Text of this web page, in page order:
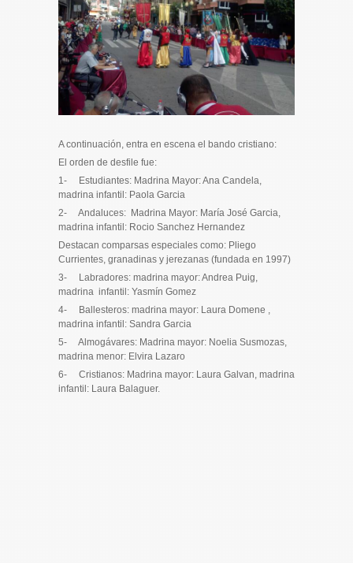
A continuación, entra en escena el bando cristiano:
El orden de desfile fue:
1- Estudiantes: Madrina Mayor: Ana Candela,
madrina infantil: Paola Garcia
2- Andaluces: Madrina Mayor: María José Garcia,
madrina infantil: Rocio Sanchez Hernandez
Destacan comparsas especiales como: Pliego
Currientes, granadinas y jerezanas (fundada en 1997)
3- Labradores: madrina mayor: Andrea Puig,
madrina infantil: Yasmín Gomez
4- Ballesteros: madrina mayor: Laura Domene ,
madrina infantil: Sandra Garcia
5- Almogávares: Madrina mayor: Noelia Susmozas,
madrina menor: Elvira Lazaro
6- Cristianos: Madrina mayor: Laura Galvan, madrina
infantil: Laura Balaguer.